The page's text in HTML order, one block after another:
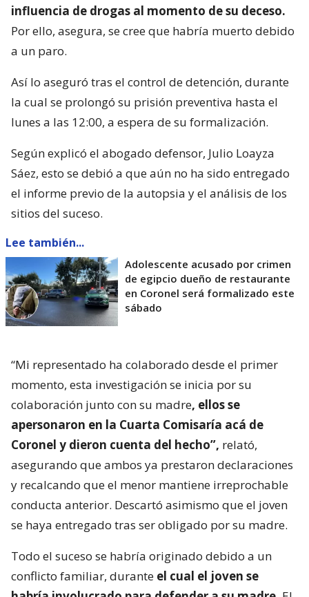
influencia de drogas al momento de su deceso.
Por ello, asegura, se cree que habría muerto debido
a un paro.
Así lo aseguró tras el control de detención, durante
la cual se prolongó su prisión preventiva hasta el
lunes a las 12:00, a espera de su formalización.
Según explicó el abogado defensor, Julio Loayza
Sáez, esto se debió a que aún no ha sido entregado
el informe previo de la autopsia y el análisis de los
sitios del suceso.
Lee también...
Adolescente acusado por crimen
de egipcio dueño de restaurante
en Coronel será formalizado este
sábado
“Mi representado ha colaborado desde el primer
momento, esta investigación se inicia por su
colaboración junto con su madre, ellos se
apersonaron en la Cuarta Comisaría acá de
Coronel y dieron cuenta del hecho”, relató,
asegurando que ambos ya prestaron declaraciones
y recalcando que el menor mantiene irreprochable
conducta anterior. Descartó asimismo que el joven
se haya entregado tras ser obligado por su madre.
Todo el suceso se habría originado debido a un
conflicto familiar, durante el cual el joven se